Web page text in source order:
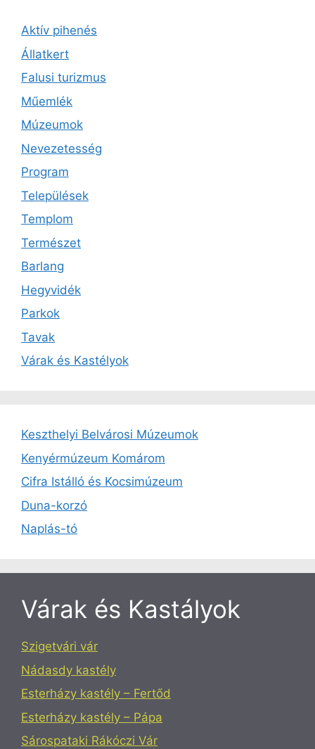
Aktív pihenés
Állatkert
Falusi turizmus
Műemlék
Múzeumok
Nevezetesség
Program
Települések
Templom
Természet
Barlang
Hegyvidék
Parkok
Tavak
Várak és Kastélyok
Keszthelyi Belvárosi Múzeumok
Kenyérmúzeum Komárom
Cifra Istálló és Kocsimúzeum
Duna-korzó
Naplás-tó
Várak és Kastályok
Szigetvári vár
Nádasdy kastély
Esterházy kastély – Fertőd
Esterházy kastély – Pápa
Sárospataki Rákóczi Vár